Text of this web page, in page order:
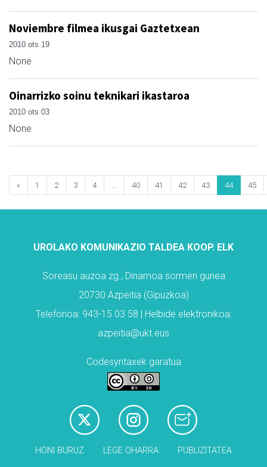
Noviembre filmea ikusgai Gaztetxean
2010 ots 19
None
Oinarrizko soinu teknikari ikastaroa
2010 ots 03
None
« 1 2 3 4 40 41 42 43 44 45
UROLAKO KOMUNIKAZIO TALDEA KOOP. ELK
Soreasu auzoa zg., Dinamoa sormen gunea
20730 Azpeitia (Gipuzkoa)
Telefonoa: 943-15 03 58 | Helbide elektronikoa:
azpeitia@ukt.eus
Codesyntaxek garatua
HONI BURUZ LEGE OHARRA PUBLIZITATEA